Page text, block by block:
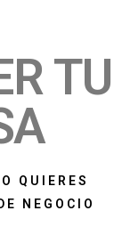
TU
QUIERES
NEGOCIO